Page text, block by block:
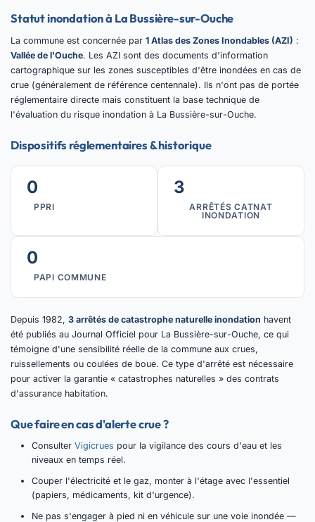
Statut inondation à La Bussière-sur-Ouche
La commune est concernée par 1 Atlas des Zones Inondables (AZI) :
Vallée de l'Ouche. Les AZI sont des documents d'information
cartographique sur les zones susceptibles d'être inondées en cas de
crue (généralement de référence centennale). Ils n'ont pas de portée
réglementaire directe mais constituent la base technique de
l'évaluation du risque inondation à La Bussière-sur-Ouche.
Dispositifs réglementaires & historique
0
PPRI
3
ARRÊTÉS CATNAT
INONDATION
0
PAPI COMMUNE
Depuis 1982, 3 arrêtés de catastrophe naturelle inondation havent
été publiés au Journal Officiel pour La Bussière-sur-Ouche, ce qui
témoigne d'une sensibilité réelle de la commune aux crues,
ruissellements ou coulées de boue. Ce type d'arrêté est nécessaire
pour activer la garantie « catastrophes naturelles » des contrats
d'assurance habitation.
Que faire en cas d'alerte crue ?
Consulter Vigicrues pour la vigilance des cours d'eau et les
niveaux en temps réel.
Couper l'électricité et le gaz, monter à l'étage avec l'essentiel
(papiers, médicaments, kit d'urgence).
Ne pas s'engager à pied ni en véhicule sur une voie inondée —